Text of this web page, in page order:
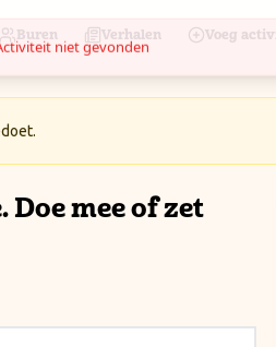
Buren Verhalen Voeg
Doe mee of zet